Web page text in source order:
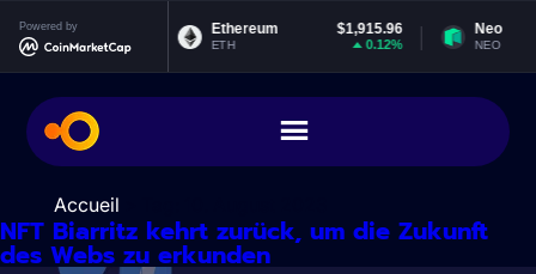
Inhalt
Powered by
$0.999116
-0.02%
Ethereum $1,915.96
ETH 0.12%
Neo
NEO
Accueil
NFT Biarritz kehrt zurück, um die Zukunft
des Webs zu erkunden